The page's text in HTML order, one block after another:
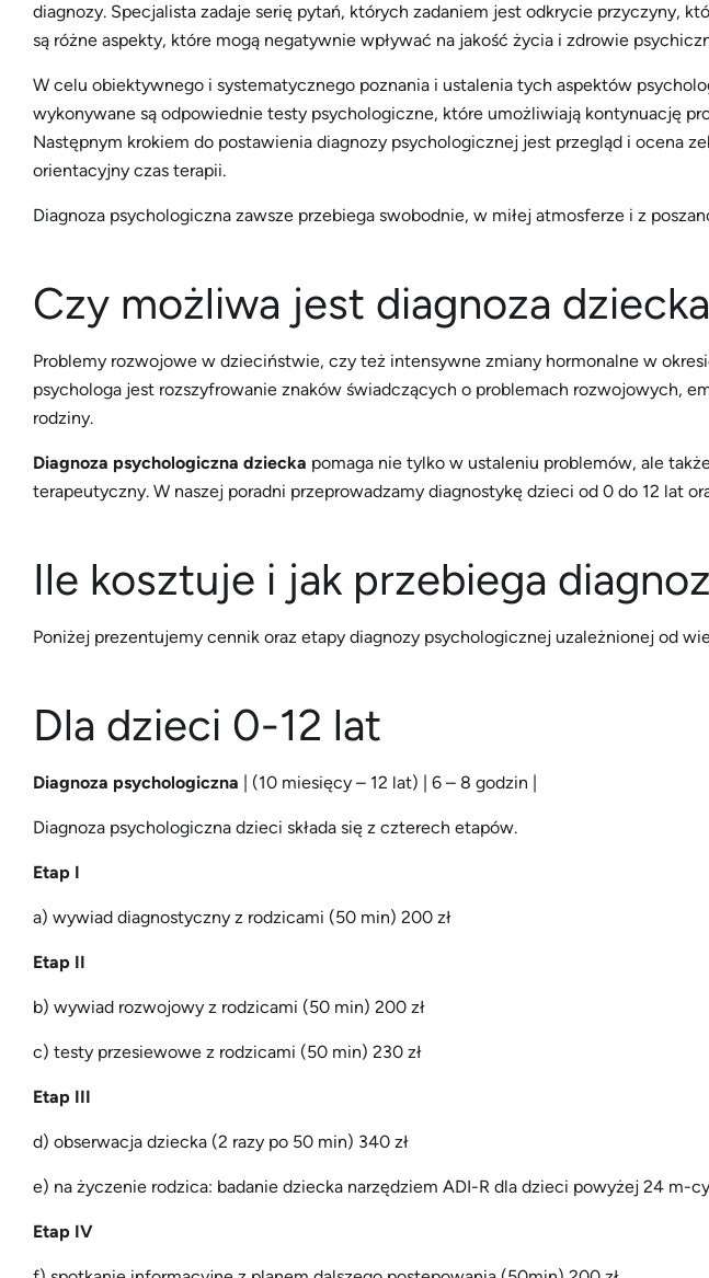
diagnozy. Specjalista zadaje serię pytań, których zadaniem jest odkrycie przyczyny,
są różne aspekty, które mogą negatywnie wpływać na jakość życia i zdrowie
W celu obiektywnego i systematycznego poznania i ustalenia tych aspektów
wykonywane są odpowiednie testy psychologiczne, które umożliwiają kontynuację
Następnym krokiem do postawienia diagnozy psychologicznej jest przegląd i ocena
orientacyjny czas terapii.
Diagnoza psychologiczna zawsze przebiega swobodnie, w miłej atmosferze i z
Czy możliwa jest diagnoza
Problemy rozwojowe w dzieciństwie, czy też intensywne zmiany hormonalne w
psychologa jest rozszyfrowanie znaków świadczących o problemach rozwojowych,
rodziny.
Diagnoza psychologiczna dziecka pomaga nie tylko w ustaleniu problemów, ale
terapeutyczny. W naszej poradni przeprowadzamy diagnostykę dzieci od 0 do 12 lat
Ile kosztuje i jak przebiega
Poniżej prezentujemy cennik oraz etapy diagnozy psychologicznej uzależnionej od
Dla dzieci 0-12 lat
Diagnoza psychologiczna | (10 miesięcy – 12 lat) | 6 – 8 godzin |
Diagnoza psychologiczna dzieci składa się z czterech etapów.
Etap I
a) wywiad diagnostyczny z rodzicami (50 min) 200 zł
Etap II
b) wywiad rozwojowy z rodzicami (50 min) 200 zł
c) testy przesiewowe z rodzicami (50 min) 230 zł
Etap III
d) obserwacja dziecka (2 razy po 50 min) 340 zł
e) na życzenie rodzica: badanie dziecka narzędziem ADI-R dla dzieci powyżej 24 m-
Etap IV